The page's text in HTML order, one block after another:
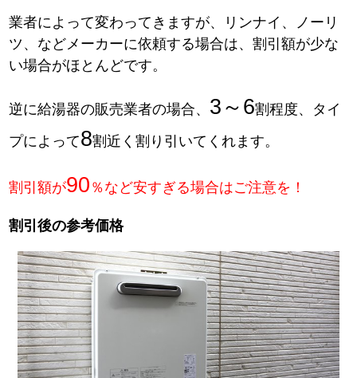
業者によって変わってきますが、リンナイ、ノーリ
ツ、などメーカーに依頼する場合は、割引額が少な
い場合がほとんどです。
逆に給湯器の販売業者の場合、 3～6割程度、タイ
プによって8割近く割り引いてくれます。
割引額が90 ％など安すぎる場合はご注意を！
割引後の参考価格